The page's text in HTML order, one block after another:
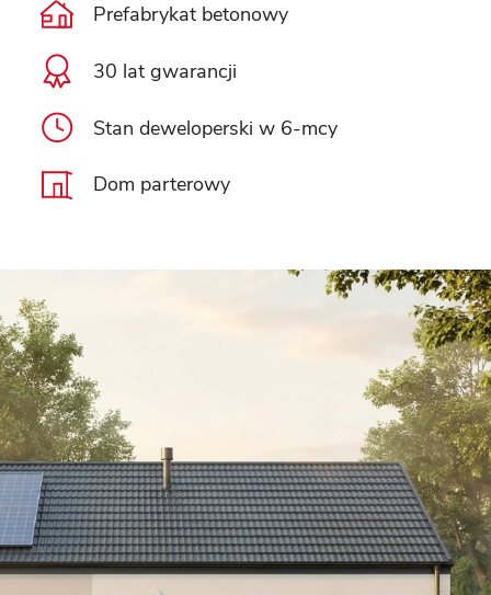
Prefabrykat betonowy
30 lat gwarancji
Stan deweloperski w 6-mcy
Dom parterowy